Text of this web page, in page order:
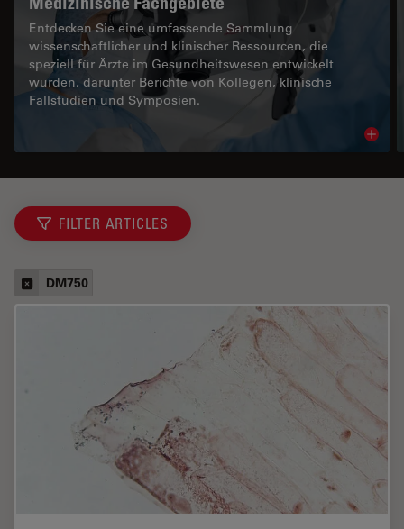
Entdecken Sie eine umfassende Sammlung
wissenschaftlicher und klinischer Ressourcen, die
speziell für Ärzte im Gesundheitswesen entwickelt
wurden, darunter Berichte von Kollegen, klinische
Fallstudien und Symposien.
FILTER ARTICLES
DM750